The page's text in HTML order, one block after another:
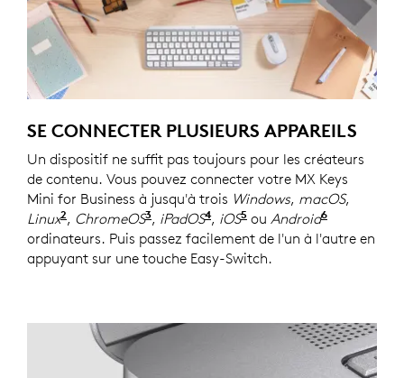
SE CONNECTER PLUSIEURS APPAREILS
Un dispositif ne suffit pas toujours pour les créateurs
de contenu. Vous pouvez connecter votre MX Keys
Mini for Business à jusqu'à trois Windows, macOS,
Linux2appareils. Les fonctions de base de l'appareil
, ChromeOS3Les fonctions de base de l'appareil
, iPadOS4Les fonctions de base de
, iOS5 Les fonctions de
ou Android6
ordinateurs. Puis passez facilement de l'un à l'autre en
appuyant sur une touche Easy-Switch.